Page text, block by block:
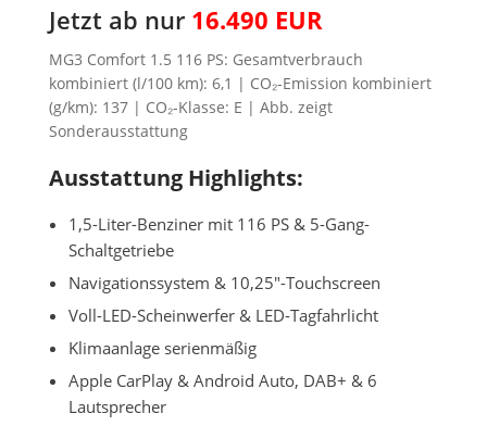
Jetzt ab nur 16.490 EUR
MG3 Comfort 1.5 116 PS: Gesamtverbrauch
kombiniert (l/100 km): 6,1 | CO₂-Emission kombiniert
(g/km): 137 | CO₂-Klasse: E | Abb. zeigt
Sonderausstattung
Ausstattung Highlights:
1,5-Liter-Benziner mit 116 PS & 5-Gang-
Schaltgetriebe
Navigationssystem & 10,25″-Touchscreen
Voll-LED-Scheinwerfer & LED-Tagfahrlicht
Klimaanlage serienmäßig
Apple CarPlay & Android Auto, DAB+ & 6
Lautsprecher